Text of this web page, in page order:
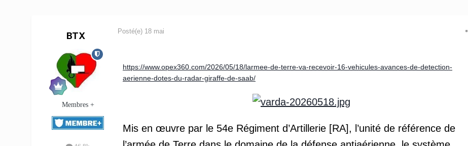
BTX
Membres +
Posté(e) 18 mai
https://www.opex360.com/2026/05/18/larmee-de-terre-va-recevoir-16-vehicules-avances-de-detection-
aerienne-dotes-du-radar-giraffe-de-saab/
Mis en œuvre par le 54e Régiment d’Artillerie [RA], l’unité de référence de